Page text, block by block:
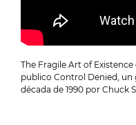
The Fragile Art of
publico Control Denied, un
década de 1990 por Chuck